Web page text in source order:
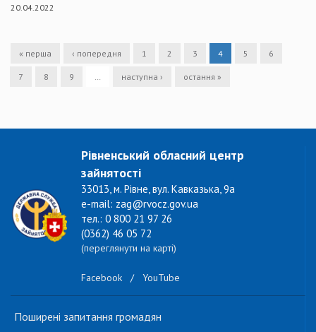
20.04.2022
« перша ‹ попередня 1 2 3 4 5 6
7 8 9 … наступна › остання »
Рівненський обласний центр
зайнятості
33013, м. Рівне, вул. Кавказька, 9а
e-mail: zag@rvocz.gov.ua
тел.: 0 800 21 97 26
(0362) 46 05 72
(переглянути на карті)
Facebook / YouTube
Поширені запитання громадян